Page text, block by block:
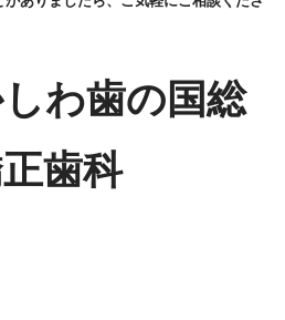
わ歯の国総
歯科